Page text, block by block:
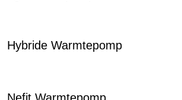
Hybride Warmtepomp